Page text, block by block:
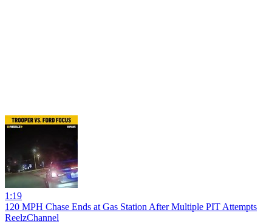
1:19
120 MPH Chase Ends at Gas Station After Multiple PIT Attempts
ReelzChannel